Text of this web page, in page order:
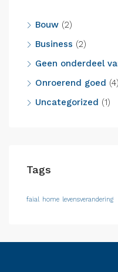
Bouw (2)
Business (2)
Geen onderdeel
Onroerend goed (4)
Uncategorized (1)
Tags
faial home levensverandering